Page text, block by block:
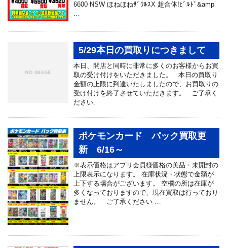
6600 NSW ほねほねｻﾞｳﾙｽX 超合体!ﾋﾞﾙﾄﾞ&amp
…
5/29本日の買取りにつきまして
本日、開店と同時に非常に多くのお客様からお買
取の受け付けをいただきました。 本日の買取り
金額の上限に到達いたしましたので、お買取りの
受け付けを終了させていただきます。 ご了承く
ださい.
ポケモンカード パック買取更
新 6/16～
※表示価格はアプリ会員様価格の美品・未開封の
上限表示になります。 在庫状況・状態で金額が
上下する場合がございます。 空欄の所は在庫が
多くなっておりますので、現在買取は行っており
ません。 ご了承ください …